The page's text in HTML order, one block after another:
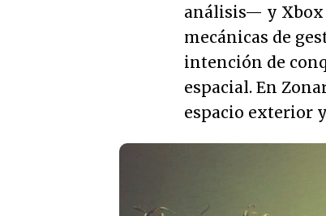
análisis— y Xbox
mecánicas de
intención de
espacial. En
espacio exterior